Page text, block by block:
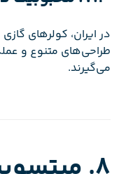
در ایران، کولرهای
طراحی‌های متنوع و
می‌گیرند.